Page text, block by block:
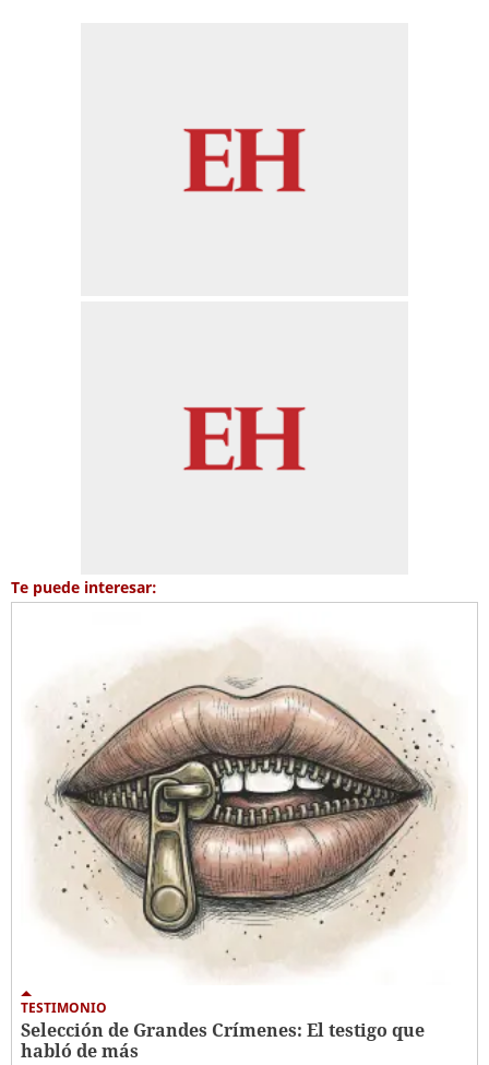
Te puede interesar:
TESTIMONIO
Selección de Grandes Crímenes: El testigo que
habló de más